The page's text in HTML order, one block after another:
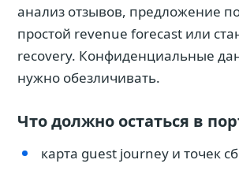
анализ отзывов, предложение
простой revenue forecast или
recovery. Конфиденциальные
нужно обезличивать.
Что должно остаться в
карта guest journey и точек